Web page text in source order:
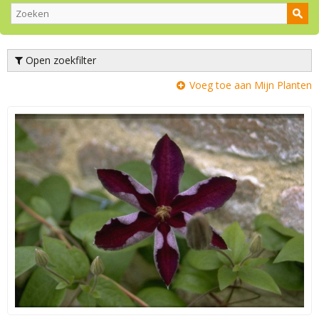
Open zoekfilter
Voeg toe aan Mijn Planten